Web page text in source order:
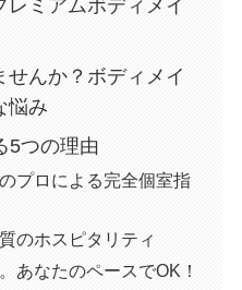
レミアムボディメイ
せんか？ボディメイ
悩み
5つの理由
プロによる完全個室指
のホスピタリティ
あなたのペースでOK！